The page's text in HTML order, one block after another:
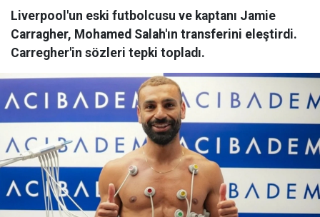
Liverpool'un eski futbolcusu ve kaptanı Jamie
Carragher, Mohamed Salah'ın transferini eleştirdi.
Carregher'in sözleri tepki topladı.